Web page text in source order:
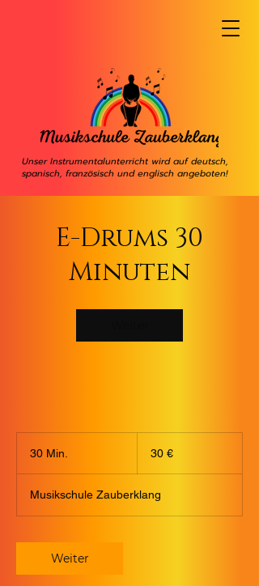
Unser Instrumentalunterricht wird auf deutsch,
spanisch, französisch und englisch angeboten!
E-Drums 30
Minuten
30 Min.
i
n
30 €
Musikschule Zauberklang
Weiter